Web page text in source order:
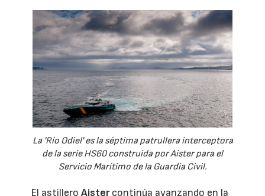
La 'Río Odiel' es la séptima patrullera interceptora
de la serie HS60 construida por Aister para el
Servicio Marítimo de la Guardia Civil.
El astilleroAistercontinúa avanzando en la